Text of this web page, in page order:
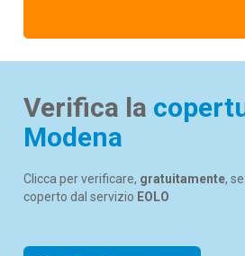
Verifica la
Modena
Clicca per verificare, gratuitamente,
coperto dal servizio EOLO